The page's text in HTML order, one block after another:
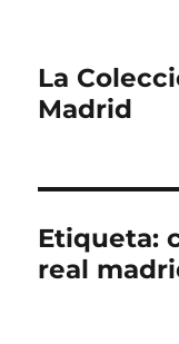
La
Madrid
Etiqueta:
real